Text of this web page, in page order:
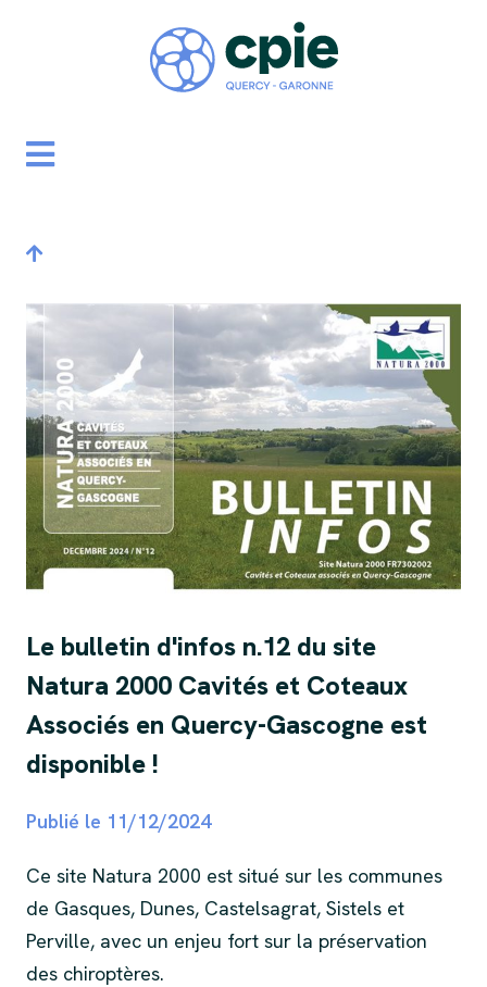
Le bulletin d'infos n.12 du site
Natura 2000 Cavités et Coteaux
Associés en Quercy-Gascogne est
disponible !
Publié le 11/12/2024
Ce site Natura 2000 est situé sur les communes
de Gasques, Dunes, Castelsagrat, Sistels et
Perville, avec un enjeu fort sur la préservation
des chiroptères.